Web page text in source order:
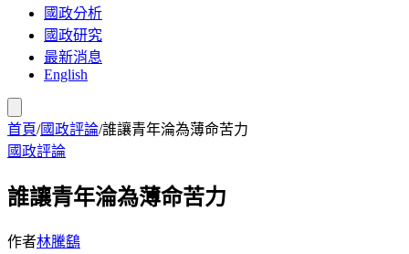
國政分析
國政研究
最新消息
English
首頁/國政評論/誰讓青年淪為薄命苦力
國政評論
誰讓青年淪為薄命苦力
作者林騰鷂